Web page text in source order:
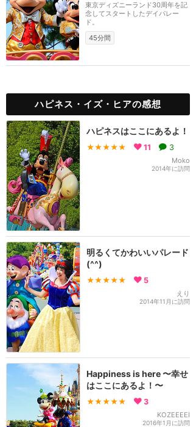
東京ディズニーランド30周年を記
念してスタートしたデイパレー
ド。
45分間
ハピネス・イズ・ヒアの感想
ハピネスはここにあるよ！
★★★★★ 11 3
Moko
2014年に訪問
明るくてかわいいパレード
(^^)
★★★★★ 5
えり
2014年11月に訪問
Happiness is here 〜幸せ
はここにあるよ！〜
★★★★★ 3
KOZEEEEI
2016年1月に訪問